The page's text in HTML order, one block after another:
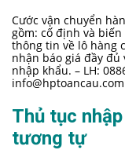
Cước vận chuyển
gồm: cố định và
thông tin về lô hàng
nhận báo giá đầy
nhập khẩu. – LH:
info@hptoancau.com
Thủ tục
tương tự